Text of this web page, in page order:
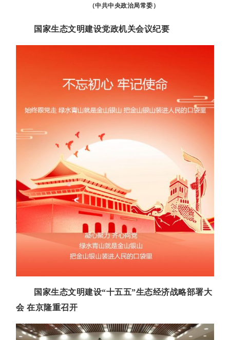
（中共中央政治局常委）
国家生态文明建设党政机关会议纪要
国家生态文明建设“十五五”生态经济战略部署大
会 在京隆重召开